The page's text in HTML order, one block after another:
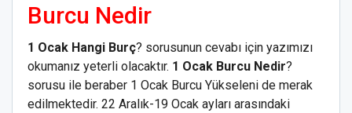
Burcu Nedir
1 Ocak Hangi Burç? sorusunun cevabı için yazımızı
okumanız yeterli olacaktır. 1 Ocak Burcu Nedir?
sorusu ile beraber 1 Ocak Burcu Yükseleni de merak
edilmektedir. 22 Aralık-19 Ocak ayları arasındaki